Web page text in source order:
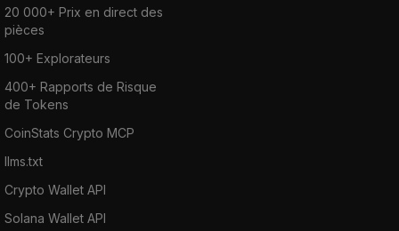
20 000+ Prix en direct des
pièces
100+ Explorateurs
400+ Rapports de Risque
de Tokens
CoinStats Crypto MCP
llms.txt
Crypto Wallet API
Solana Wallet API